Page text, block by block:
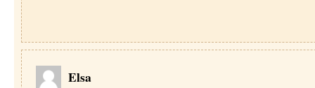
Elsa